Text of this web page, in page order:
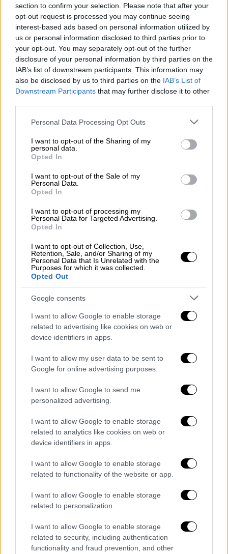
section to confirm your selection. Please note that after your
opt-out request is processed you may continue seeing
interest-based ads based on personal information utilized by
us or personal information disclosed to third parties prior to
your opt-out. You may separately opt-out of the further
disclosure of your personal information by third parties on the
IAB’s list of downstream participants. This information may
also be disclosed by us to third parties on the IAB’s List of
Downstream Participants that may further disclose it to other
Please note that this website/app uses one or more Google
not limited to your visit or usage behaviour. You may click to
grant or deny consent to Google and its third-party tags to
use your data for below specified purposes in below Google
consent section.
Personal Data Processing Opt Outs
I want to opt-out of the Sharing of my
personal data.
Opted In
I want to opt-out of the Sale of my
Personal Data.
Opted In
I want to opt-out of processing my
Personal Data for Targeted Advertising.
Opted In
I want to opt-out of Collection, Use,
Retention, Sale, and/or Sharing of my
Personal Data that Is Unrelated with the
Purposes for which it was collected.
Opted Out
Google consents
I want to allow Google to enable storage
related to advertising like cookies on web or
device identifiers in apps.
I want to allow my user data to be sent to
Google for online advertising purposes.
I want to allow Google to send me
personalized advertising.
I want to allow Google to enable storage
related to analytics like cookies on web or
device identifiers in apps.
I want to allow Google to enable storage
related to functionality of the website or app.
I want to allow Google to enable storage
related to personalization.
I want to allow Google to enable storage
related to security, including authentication
functionality and fraud prevention, and other
Σε ό,τι αφορά τα δύο πρώτα καινούρια τρένα,
πρόκειται για υβριδικά Intercity HTR 412
Blues της Hitachi Rail, τα οποία παραχωρεί
στη Hellenic Train ο ιταλικός όμιλοςFerrovie
dello Statoμέσω μίσθωσης, στο πλαίσιο της
συμφωνίας που υπεγράφη το 2025 μεταξύ
της ελληνικής κυβέρνησης και της ιταλικής
πλευράς.
Ωστόσο, η πραγματική ανανέωση του στόλου
θα έρθει με τους 23 νέους ηλεκτρικούς
συρμούς Coradia Stream της Alstom, οι
που έχει ανακοινωθεί για επιβατικό τροχαίο
υλικό τις τελευταίες δεκαετίες. Η
προμήθειά τους υπολογίζεται σε περίπου
360 εκατ. ευρώ και αποτελούν τον βασικό
κορμό του επενδυτικού προγράμματος των
420 εκατ. ευρώ που έχει αναλάβει να
υλοποιήσει η Hellenic Train στο πλαίσιο της
νέας συμφωνίας με το Ελληνικό Δημόσιο.
Σύμφωνα με τον σημερινό σχεδιασμό
, οι
πρώτοι Coradia Stream αναμένεται να
αρχίσουν να παραδίδονται από το δεύτερο
εξάμηνο του 2027, ενώ η παραλαβή θα
Όσον αφορά τους Blues IC, ανήκουν στη νέα
γενιά υβριδικών τρένων και στο ελληνικό
δίκτυο δεν μπορούν να λειτουργήσουν ως
ηλεκτρικοί, καθώς δεν μπορούν να
αξιοποιήσουν τηνηλεκτροκίνηση αφού δεν
έχουν κατασκευαστείμε τις τεχνικές
προδιαγραφές του εγχώριου συστήματος
ηλεκτροδότησης και δεν είναι συμβατοί με
την τάση.
Αναπτύσσουν ταχύτηταέως 160 χλμ./ώρ
και χρησιμοποιούν κινητήρες
τελευταίας γενιάςσε συνδυασμό με
μπαταρίες υψηλής ισχύος, οι οποίες
επιτρέπουν την κίνηση χωρίς χρήση